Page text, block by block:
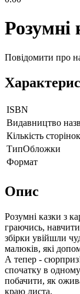
Розумні
Повідомити про
ISBN
Видавництво
Кількість сторінок
ТипОбложки
Формат
Опис
Розумні казки з
граючись,
збірки увійшли
малюків, які
А тепер -
спочатку в
побачити, як
краю листа.